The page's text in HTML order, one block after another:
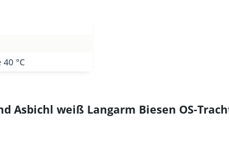
°C
Asbichl weiß Langarm Biesen OS-